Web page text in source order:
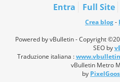
Entra Full Site
Crea blog-
Powered by vBulletin - Copyright
SEO by
Traduzione italiana :
vBulletin Metro
by